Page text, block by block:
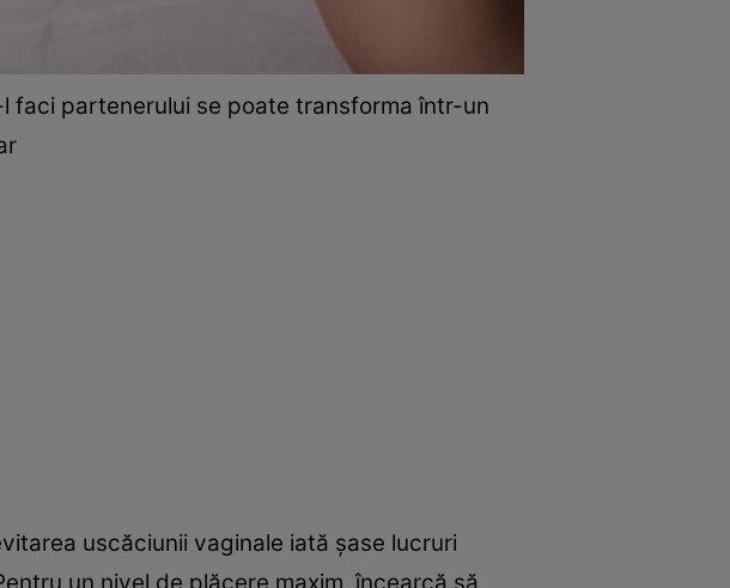
faci partenerului se poate transforma într-un
uscăciunii vaginale iată şase lucruri